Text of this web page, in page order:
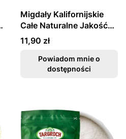
Migdały Kalifornijskie
Całe Naturalne Jakość
150g SKWORCU
Cena
11,90 zł
Powiadom mnie o
dostępności